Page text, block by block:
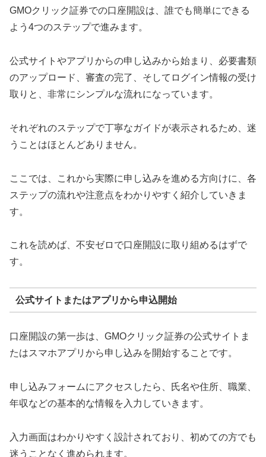
GMOクリック証券での口座開設は、誰でも簡単にできる
よう4つのステップで進みます。
公式サイトやアプリからの申し込みから始まり、必要書類
のアップロード、審査の完了、そしてログイン情報の受け
取りと、非常にシンプルな流れになっています。
それぞれのステップで丁寧なガイドが表示されるため、迷
うことはほとんどありません。
ここでは、これから実際に申し込みを進める方向けに、各
ステップの流れや注意点をわかりやすく紹介していきま
す。
これを読めば、不安ゼロで口座開設に取り組めるはずで
す。
公式サイトまたはアプリから申込開始
口座開設の第一歩は、GMOクリック証券の公式サイトま
たはスマホアプリから申し込みを開始することです。
申し込みフォームにアクセスしたら、氏名や住所、職業、
年収などの基本的な情報を入力していきます。
入力画面はわかりやすく設計されており、初めての方でも
迷うことなく進められます。